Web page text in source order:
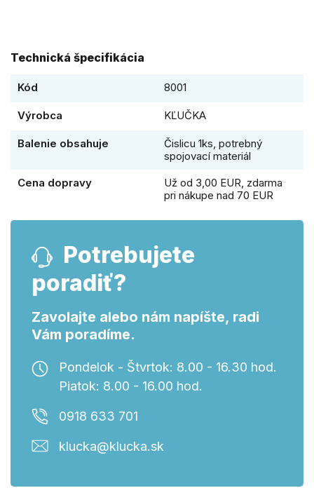
Technická špecifikácia
Kód 8001
Výrobca KĽUČKA
Balenie obsahuje
Čislicu 1ks, potrebný
spojovací materiál
Cena dopravy
Už od 3,00 EUR, zdarma
pri nákupe nad 70 EUR
Potrebujete
poradiť?
Zavolajte alebo nám napíšte, radi
Vám poradíme.
Pondelok - Štvrtok: 8.00 - 16.30 hod.
Piatok: 8.00 - 16.00 hod.
0918 633 701
klucka@klucka.sk